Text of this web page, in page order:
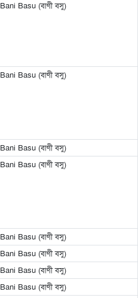
Bani Basu (বাণী বসু)
Bani Basu (বাণী বসু)
Bani Basu (বাণী বসু)
Bani Basu (বাণী বসু)
Bani Basu (বাণী বসু)
Bani Basu (বাণী বসু)
Bani Basu (বাণী বসু)
Bani Basu (বাণী বসু)